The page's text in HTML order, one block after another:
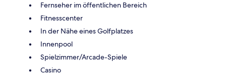
Fernseher im öffentlichen Bereich
Fitnesscenter
In der Nähe eines Golfplatzes
Innenpool
Spielzimmer/Arcade-Spiele
Casino